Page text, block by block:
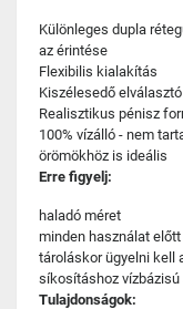
Különleges dupla
az érintése
Flexibilis kialakítás
Kiszélesedő
Realisztikus pénisz
100% vízálló - nem
örömökhöz is ideális
Erre figyelj:
haladó méret
minden használat
tároláskor ügyelni kell
síkosításhoz
Tulajdonságok: